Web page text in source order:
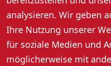
analysieren. Wir geben
Ihre Nutzung unserer
für soziale Medien und
möglicherweise mit
Preis pro Person: 40,- Euro
Anmeldung erforderlich:
4684 oder